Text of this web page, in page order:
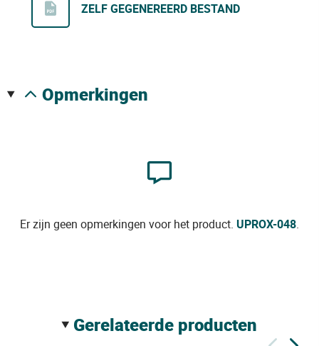
ZELF GEGENEREERD BESTAND
opmerkingen
Er zijn geen opmerkingen voor het product. UPROX-048.
gerelateerde producten